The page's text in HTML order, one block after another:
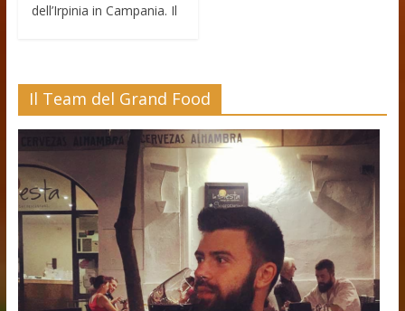
dell’Irpinia in Campania. Il
Il Team del Grand Food